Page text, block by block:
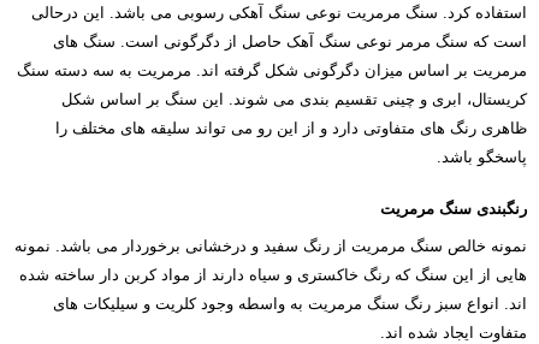
استفاده کرد. سنگ مرمریت نوعی سنگ آهکی رسوبی می باشد. این درحالی
است که سنگ مرمر نوعی سنگ آهک حاصل از دگرگونی است. سنگ های
مرمریت بر اساس میزان دگرگونی شکل گرفته اند. مرمریت به سه دسته سنگ
کریستال، ابری و چینی تقسیم بندی می شوند. این سنگ بر اساس شکل
ظاهری رنگ های متفاوتی دارد و از این رو می تواند سلیقه های مختلف را
پاسخگو باشد.
رنگبندی سنگ مرمریت
نمونه خالص سنگ مرمریت از رنگ سفید و درخشانی برخوردار می باشد. نمونه
هایی از این سنگ که رنگ خاکستری و سیاه دارند از مواد کربن دار ساخته شده
اند. انواع سبز رنگ سنگ مرمریت به واسطه وجود کلریت و سیلیکات های
متفاوت ایجاد شده اند.